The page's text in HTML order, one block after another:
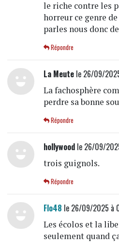
le riche contre les
horreur ce genre
parles nous donc
Répondre
La Meutele 26/09/
La fachosphère
perdre sa bonne
Répondre
hollywoodle 26/09/
trois guignols.
Répondre
Flo48 le 26/09/2025 à
Les écolos et la
seulement quand